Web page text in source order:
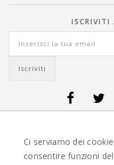
ISCRIVITI
VIAGGI GUATEMALA -
OFFERTE VIAGGI
OFFERTE VIAGGI NORVEGIA-
Ci serviamo dei
consentire funzioni